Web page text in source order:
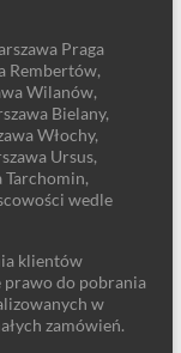
Praga
Rembertów,
Wilanów,
Bielany,
Włochy,
Ursus,
Tarchomin,
wedle
klientów
prawo do pobrania
w
zamówień.